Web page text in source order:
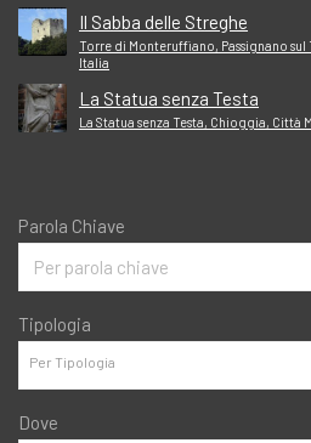
Il Sabba delle Streghe
Torre di Monteruffiano, Passignano
Italia
La Statua senza Testa
La Statua senza Testa, Chioggia, Città
Parola Chiave
Tipologia
Dove